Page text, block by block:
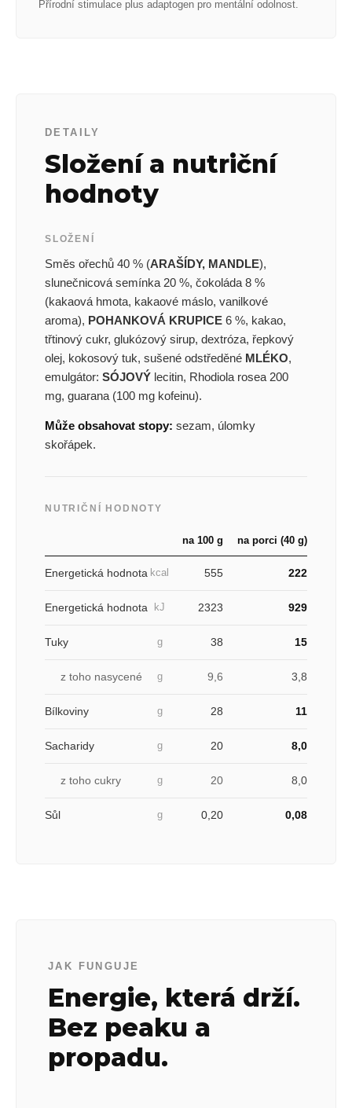
Přírodní stimulace plus adaptogen pro mentální odolnost.
DETAILY
Složení a nutriční
hodnoty
SLOŽENÍ
Směs ořechů 40 % (ARAŠÍDY, MANDLE),
slunečnicová semínka 20 %, čokoláda 8 %
(kakaová hmota, kakaové máslo, vanilkové
aroma), POHANKOVÁ KRUPICE 6 %, kakao,
třtinový cukr, glukózový sirup, dextróza, řepkový
olej, kokosový tuk, sušené odstředěné MLÉKO,
emulgátor: SÓJOVÝ lecitin, Rhodiola rosea 200
mg, guarana (100 mg kofeinu).
Může obsahovat stopy: sezam, úlomky
skořápek.
NUTRIČNÍ HODNOTY
na 100 g na porci (40 g)
Energetická hodnota kcal 555 222
Energetická hodnota kJ 2323 929
Tuky g 38 15
z toho nasycené g 9,6 3,8
Bílkoviny g 28 11
Sacharidy g 20 8,0
z toho cukry g 20 8,0
Sůl g 0,20 0,08
JAK FUNGUJE
Energie, která drží.
Bez peaku a
propadu.